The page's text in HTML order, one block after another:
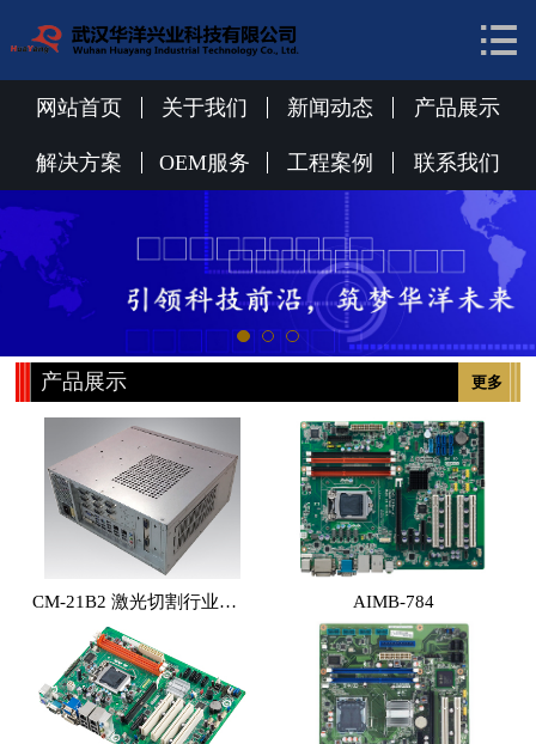
关于我们
新闻动态
解决方案
OEM服务
工程案例
联系我们

网站首页 关于我们 新闻动态 产品展示
解决方案 OEM服务 工程案例 联系我们
更多
产品展示
CM-21B2 激光切割行业专用工控机 （体积小，性能高，价格实惠） AIMB-784